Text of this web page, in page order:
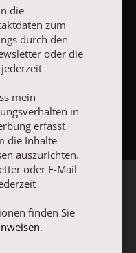
die
zum
durch den
oder die
mein
in
erfasst
die Inhalte
auszurichten.
oder E-Mail
finden Sie
.